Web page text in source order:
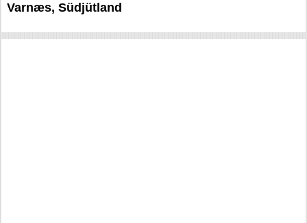
Varnæs, Südjütland